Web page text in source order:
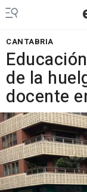
CANTABRIA
de la
docente